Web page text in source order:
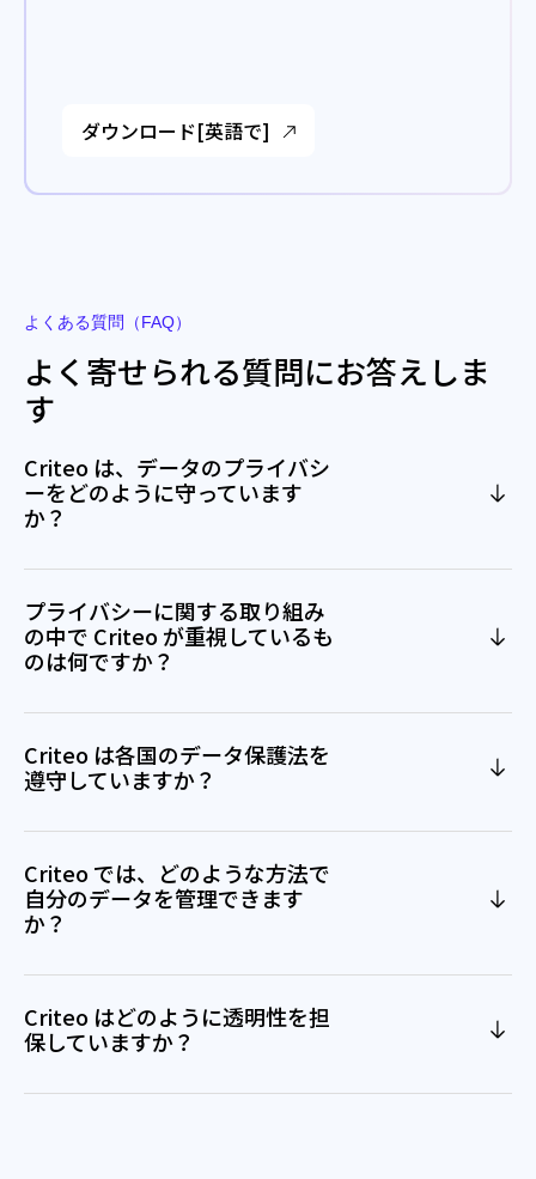
ダウンロード[英語で]
よくある質問（FAQ）
よく寄せられる質問にお答えしま
す
Criteo は、データのプライバシ
ーをどのように守っています
か？
プライバシーに関する取り組み
の中で Criteo が重視しているも
のは何ですか？
Criteo は各国のデータ保護法を
遵守していますか？
Criteo では、どのような方法で
自分のデータを管理できます
か？
Criteo はどのように透明性を担
保していますか？